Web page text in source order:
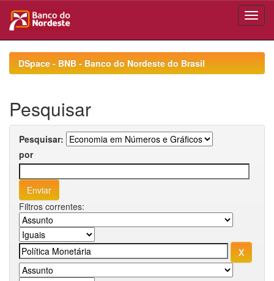
navigationDSpace - BNB - Banco do Nordeste do Brasil
Pesquisar
Pesquisar:
por
Filtros correntes: